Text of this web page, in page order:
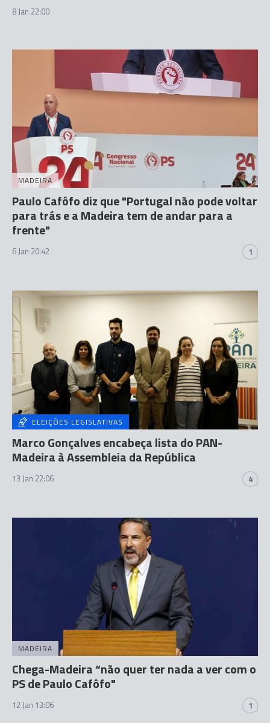
8 Jan 22:00
MADEIRA
Paulo Cafôfo diz que "Portugal não pode voltar
para trás e a Madeira tem de andar para a
frente"
6 Jan 20:42 1
ELEIÇÕES LEGISLATIVAS
Marco Gonçalves encabeça lista do PAN-
Madeira à Assembleia da República
13 Jan 22:06 4
MADEIRA
Chega-Madeira “não quer ter nada a ver com o
PS de Paulo Cafôfo"
12 Jan 13:06 1